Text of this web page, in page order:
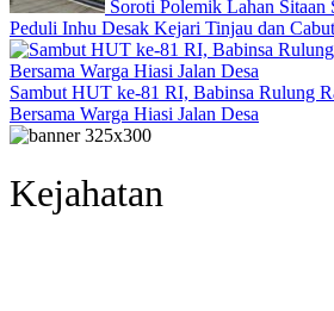
Soroti Polemik Lahan Sitaan
Peduli Inhu Desak Kejari Tinjau dan
Sambut HUT ke-81 RI, Babinsa Rulung
Bersama Warga Hiasi Jalan Desa
Kejahatan